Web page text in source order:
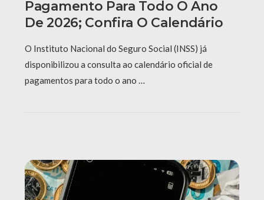
Pagamento Para Todo O Ano
De 2026; Confira O Calendário
O Instituto Nacional do Seguro Social (INSS) já
disponibilizou a consulta ao calendário oficial de
pagamentos para todo o ano …